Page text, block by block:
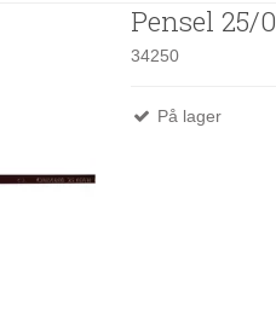
Pensel 25/0
34250
På lager